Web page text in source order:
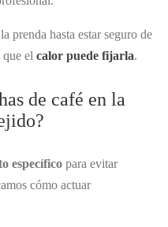
prenda hasta estar seguro de
que el calor puede fijarla.
de café en la
específico para evitar
cómo actuar